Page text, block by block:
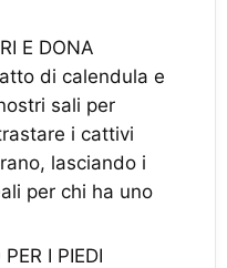
E DONA
di calendula e
sali per
i cattivi
lasciando i
per chi ha uno
I PIEDI